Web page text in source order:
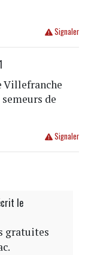
Signaler
Villefranche
de
Signaler
le
gratuites